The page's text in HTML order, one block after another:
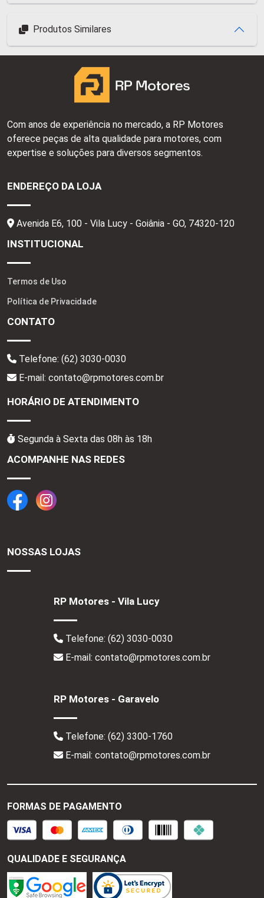
Produtos Similares
Com anos de experiência no mercado, a RP Motores
oferece peças de alta qualidade para motores, com
expertise e soluções para diversos segmentos.
ENDEREÇO DA LOJA
Avenida E6, 100 - Vila Lucy - Goiânia - GO, 74320-120
INSTITUCIONAL
Termos de Uso
Política de Privacidade
CONTATO
Telefone: (62) 3030-0030
E-mail: contato@rpmotores.com.br
HORÁRIO DE ATENDIMENTO
Segunda à Sexta das 08h às 18h
ACOMPANHE NAS REDES
NOSSAS LOJAS
RP Motores - Vila Lucy
Telefone: (62) 3030-0030
E-mail: contato@rpmotores.com.br
RP Motores - Garavelo
Telefone: (62) 3300-1760
E-mail: contato@rpmotores.com.br
FORMAS DE PAGAMENTO
QUALIDADE E SEGURANÇA